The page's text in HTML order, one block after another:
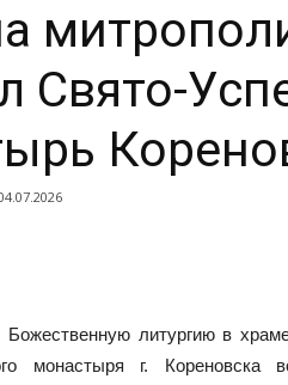
Свято-
литургию в
монастыря г. Кореновска